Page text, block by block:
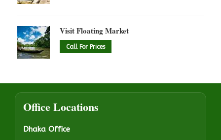
Visit Floating Market
Call For Prices
Office Locations
Dhaka Office